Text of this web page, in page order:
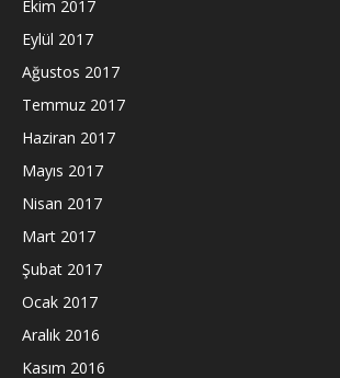
Ekim 2017
Eylül 2017
Ağustos 2017
Temmuz 2017
Haziran 2017
Mayıs 2017
Nisan 2017
Mart 2017
Şubat 2017
Ocak 2017
Aralık 2016
Kasım 2016